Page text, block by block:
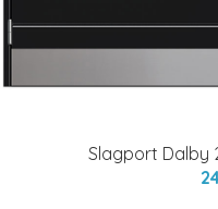
Slagport Dalby